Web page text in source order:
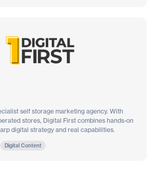
self storage marketing agency. With
stores, Digital First combines hands-on
digital strategy and real capabilities.
Digital Content